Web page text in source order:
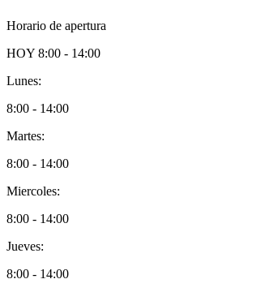
Horario de apertura
HOY 8:00 - 14:00
Lunes:
8:00 - 14:00
Martes:
8:00 - 14:00
Miercoles:
8:00 - 14:00
Jueves:
8:00 - 14:00